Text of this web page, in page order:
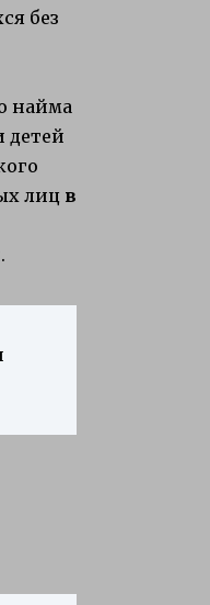
без
найма
детей
лиц в